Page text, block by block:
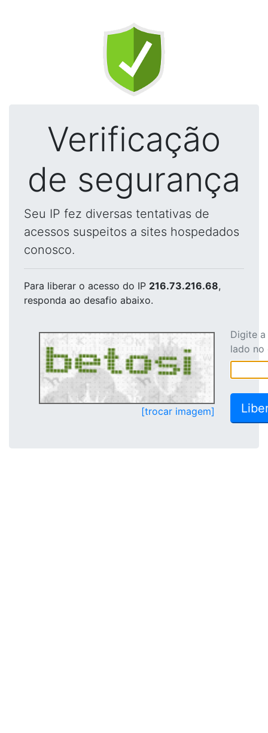
Verificação
de segurança
Seu IP fez diversas tentativas de
acessos suspeitos a sites hospedados
conosco.
Para liberar o acesso do IP 216.73.216.68,
responda ao desafio abaixo.
[trocar imagem]
Digite
lado no